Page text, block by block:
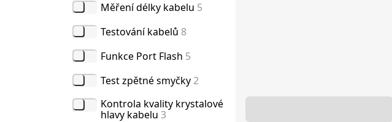
Měření délky kabelu 5
Testování kabelů 8
Funkce Port Flash 5
Test zpětné smyčky2
Kontrola kvality krystalové
hlavy kabelu 3